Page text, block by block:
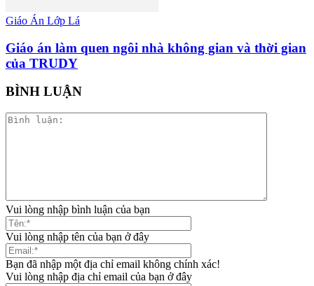
Giáo Án Lớp Lá
Giáo án làm quen ngôi nhà không gian và thời gian
của TRUDY
BÌNH LUẬN
Vui lòng nhập bình luận của bạn
Vui lòng nhập tên của bạn ở đây
Bạn đã nhập một địa chỉ email không chính xác!
Vui lòng nhập địa chỉ email của bạn ở đây